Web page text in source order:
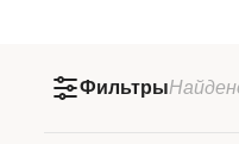
Фильтры